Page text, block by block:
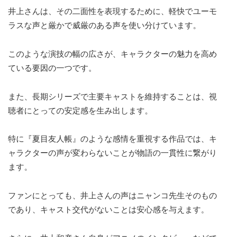
井上さんは、その二面性を表現するために、軽快でユーモ
ラスな声と厳かで威厳のある声を使い分けています。
このような演技の幅の広さが、キャラクターの魅力を高め
ている要因の一つです。
また、長期シリーズで主要キャストを維持することは、視
聴者にとっての安定感を生み出します。
特に『夏目友人帳』のような感情を重視する作品では、キ
ャラクターの声が変わらないことが物語の一貫性に繋がり
ます。
ファンにとっても、井上さんの声はニャンコ先生そのもの
であり、キャスト交代がないことは安心感を与えます。